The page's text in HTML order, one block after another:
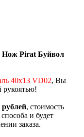
Нож Pirat Буйвол
40х13 VD02, Вы
рукоятью!
рублей, стоимость
и будет
заказа.